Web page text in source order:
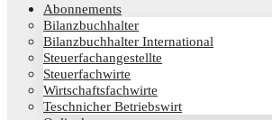
Abon­ne­ments
Bilanz­buch­hal­ter
Bilanz­buch­hal­ter International
Steu­er­fach­an­ge­stell­te
Steu­er­fach­wir­te
Wirt­schafts­fach­wir­te
Teschni­cher Betriebswirt